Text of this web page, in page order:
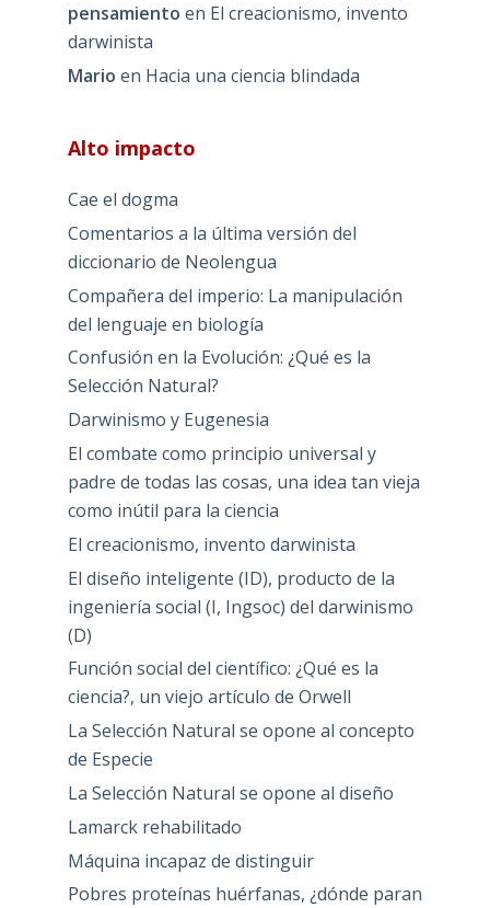
pensamiento en El creacionismo, invento
darwinista
Mario en Hacia una ciencia blindada
Alto impacto
Cae el dogma
Comentarios a la última versión del
diccionario de Neolengua
Compañera del imperio: La manipulación
del lenguaje en biología
Confusión en la Evolución: ¿Qué es la
Selección Natural?
Darwinismo y Eugenesia
El combate como principio universal y
padre de todas las cosas, una idea tan vieja
como inútil para la ciencia
El creacionismo, invento darwinista
El diseño inteligente (ID), producto de la
ingeniería social (I, Ingsoc) del darwinismo
(D)
Función social del científico: ¿Qué es la
ciencia?, un viejo artículo de Orwell
La Selección Natural se opone al concepto
de Especie
La Selección Natural se opone al diseño
Lamarck rehabilitado
Máquina incapaz de distinguir
Pobres proteínas huérfanas, ¿dónde paran